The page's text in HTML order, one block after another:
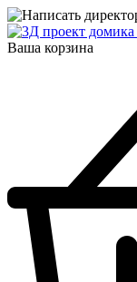
Ваша корзина